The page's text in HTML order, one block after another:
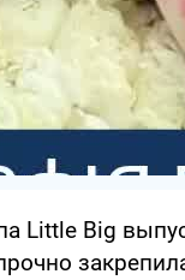
Little Big